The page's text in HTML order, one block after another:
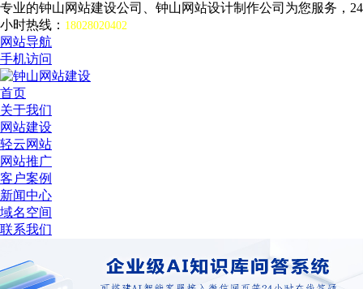
专业的钟山网站建设公司、钟山网站设计制作公司为您服务，24
小时热线： 18028020402
网站导航
手机访问
首页
关于我们
网站建设
轻云网站
网站推广
客户案例
新闻中心
域名空间
联系我们